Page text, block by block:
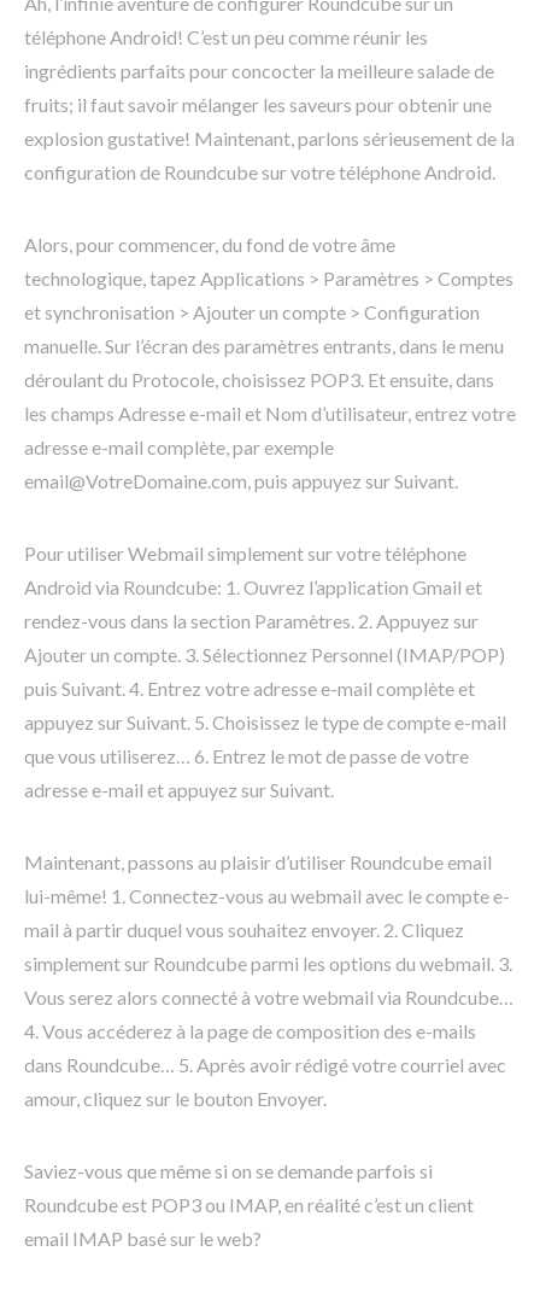
téléphone Android! C’est un peu comme réunir les
ingrédients parfaits pour concocter la meilleure salade de
fruits; il faut savoir mélanger les saveurs pour obtenir une
explosion gustative! Maintenant, parlons sérieusement de la
configuration de Roundcube sur votre téléphone Android.
Alors, pour commencer, du fond de votre âme
technologique, tapez Applications > Paramètres > Comptes
et synchronisation > Ajouter un compte > Configuration
manuelle. Sur l’écran des paramètres entrants, dans le menu
déroulant du Protocole, choisissez POP3. Et ensuite, dans
les champs Adresse e-mail et Nom d’utilisateur, entrez votre
adresse e-mail complète, par exemple
email@VotreDomaine.com, puis appuyez sur Suivant.
Pour utiliser Webmail simplement sur votre téléphone
Android via Roundcube: 1. Ouvrez l’application Gmail et
rendez-vous dans la section Paramètres. 2. Appuyez sur
Ajouter un compte. 3. Sélectionnez Personnel (IMAP/POP)
puis Suivant. 4. Entrez votre adresse e-mail complète et
appuyez sur Suivant. 5. Choisissez le type de compte e-mail
que vous utiliserez… 6. Entrez le mot de passe de votre
adresse e-mail et appuyez sur Suivant.
Maintenant, passons au plaisir d’utiliser Roundcube email
lui-même! 1. Connectez-vous au webmail avec le compte e-
mail à partir duquel vous souhaitez envoyer. 2. Cliquez
simplement sur Roundcube parmi les options du webmail. 3.
Vous serez alors connecté à votre webmail via Roundcube…
4. Vous accéderez à la page de composition des e-mails
dans Roundcube… 5. Après avoir rédigé votre courriel avec
amour, cliquez sur le bouton Envoyer.
Saviez-vous que même si on se demande parfois si
Roundcube est POP3 ou IMAP, en réalité c’est un client
email IMAP basé sur le web?